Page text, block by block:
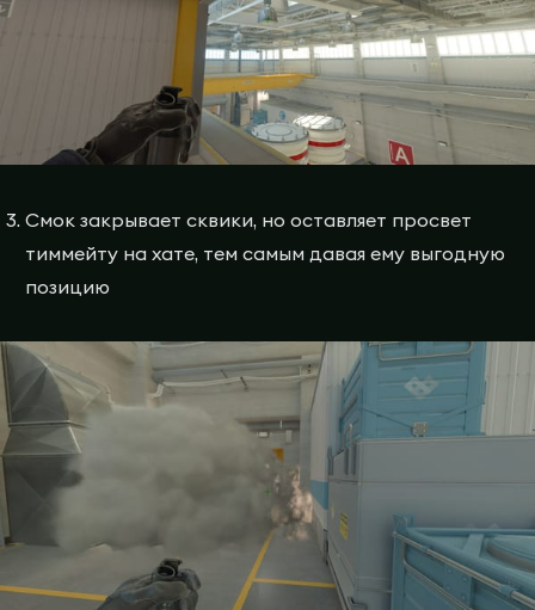
Смок закрывает сквики, но оставляет просвет
тиммейту на хате, тем самым давая ему выгодную
позицию